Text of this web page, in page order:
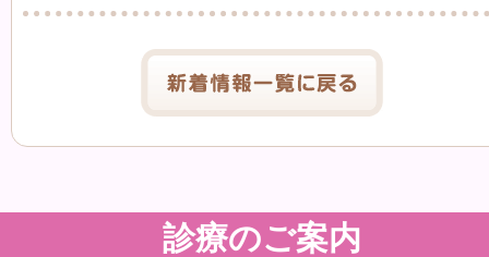
診療のご案内